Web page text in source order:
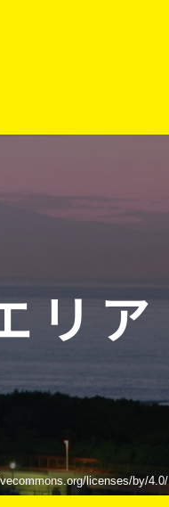
リア
licenses/by/4.0/